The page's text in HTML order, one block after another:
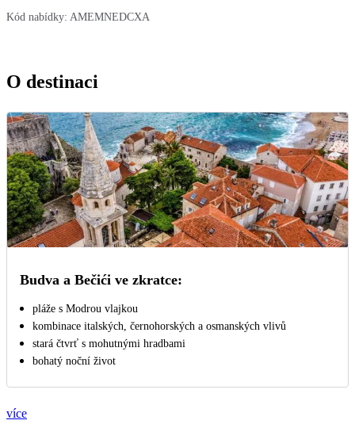
Kód nabídky: AMEMNEDCXA
O destinaci
Budva a Bečići ve zkratce:
pláže s Modrou vlajkou
kombinace italských, černohorských a osmanských vlivů
stará čtvrť s mohutnými hradbami
bohatý noční život
více